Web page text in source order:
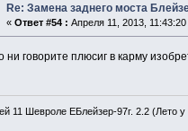
Re: Замена заднего моста
« Ответ #54 : Апреля 11, 2013, 11:43:20
ни говорите плюсиг в карму
11 Шевроле ЕБлейзер-97г. 2.2 (Лето